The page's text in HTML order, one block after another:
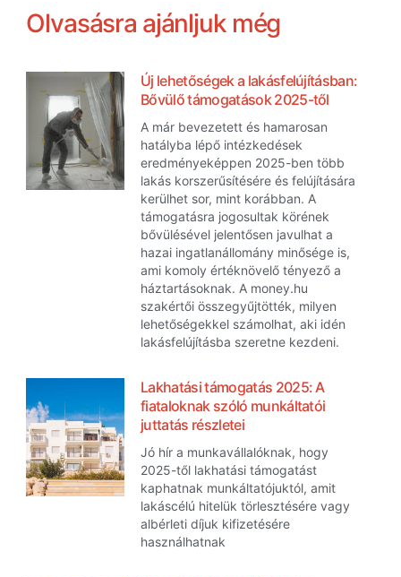
Olvasásra ajánljuk még
Új lehetőségek a lakásfelújításban:
Bővülő támogatások 2025-től
A már bevezetett és hamarosan
hatályba lépő intézkedések
eredményeképpen 2025-ben több
lakás korszerűsítésére és felújítására
kerülhet sor, mint korábban. A
támogatásra jogosultak körének
bővülésével jelentősen javulhat a
hazai ingatlanállomány minősége is,
ami komoly értéknövelő tényező a
háztartásoknak. A money.hu
szakértői összegyűjtötték, milyen
lehetőségekkel számolhat, aki idén
lakásfelújításba szeretne kezdeni.
Lakhatási támogatás 2025: A
fiataloknak szóló munkáltatói
juttatás részletei
Jó hír a munkavállalóknak, hogy
2025-től lakhatási támogatást
kaphatnak munkáltatójuktól, amit
lakáscélú hitelük törlesztésére vagy
albérleti díjuk kifizetésére
használhatnak